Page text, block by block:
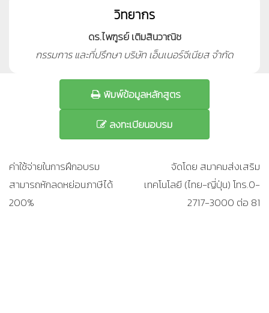
วิทยากร
ดร.ไพฑูรย์ เติมสินวาณิช
กรรมการ และที่ปรึกษา บริษัท เอ็นเนอร์จีเนียส จำกัด
พิมพ์ข้อมูลหลักสูตร
ลงทะเบียนอบรม
ค่าใช้จ่ายในการฝึกอบรม
สามารถหักลดหย่อนภาษีได้
200%
จัดโดย สมาคมส่งเสริม
เทคโนโลยี (ไทย-ญี่ปุ่น) โทร.0-
2717-3000 ต่อ 81